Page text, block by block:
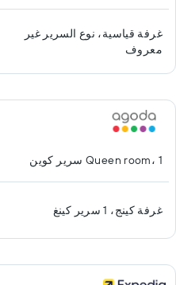
غرفة قياسية، نوع السرير غير
معروف
Queen room، 1 سرير كوين
غرفة كينج، 1 سرير كينغ